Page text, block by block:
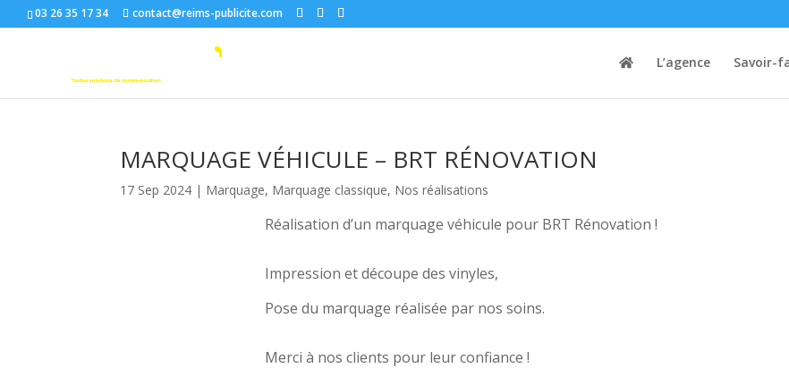
03 26 35 17 34 contact@reims-publicite.com
L’agence Savoir-
MARQUAGE VÉHICULE – BRT RÉNOVATION
17 Sep 2024 | Marquage, Marquage classique, Nos réalisations
Réalisation d’un marquage véhicule pour BRT Rénovation !
Impression et découpe des vinyles,
Pose du marquage réalisée par nos soins.
Merci à nos clients pour leur confiance !